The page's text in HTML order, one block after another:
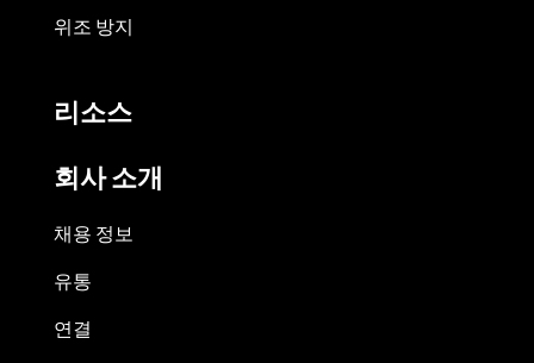
위조 방지
리소스
회사 소개
채용 정보
유통
연결